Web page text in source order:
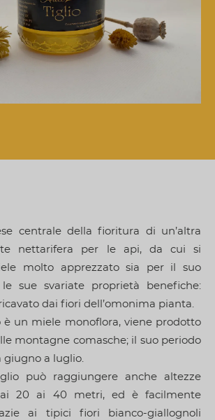
centrale della fioritura di un’altra
nettarifera per le api, da cui si
molto apprezzato sia per il suo
sue svariate proprietà benefiche:
dai fiori dell’omonima pianta.
è un miele monoflora, viene prodotto
montagne comasche; il suo periodo
giugno a luglio.
può raggiungere anche altezze
20 ai 40 metri, ed è facilmente
ai tipici fiori bianco-giallognoli